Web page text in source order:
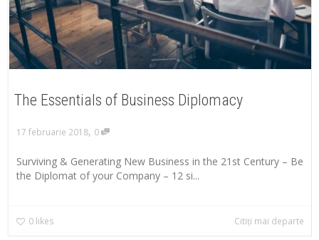
The Essentials of Business Diplomacy
17 februarie 2018, 0
Surviving & Generating New Business in the 21st Century – Be
the Diplomat of your Company – 12 si...
0 likes Citiți mai departe